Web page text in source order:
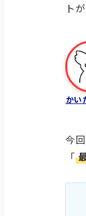
ト
かい
今
「